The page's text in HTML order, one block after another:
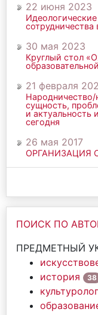
22 июня 2023
30 мая 2023
Круглый стол
21 февраля
Народничество/
сущность,
и актуальность
сегодня
26 мая 2017
ОРГАНИЗАЦИЯ
ПОИСК ПО
ПРЕДМЕТНЫЙ
история 38